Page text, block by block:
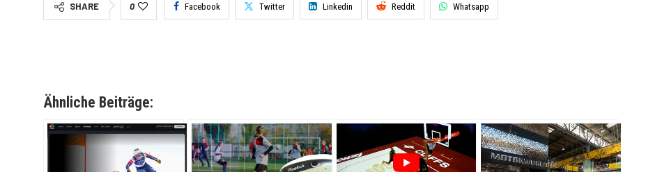
SHARE 0 Facebook Twitter Linkedin Reddit Whatsapp
Ähnliche Beiträge: